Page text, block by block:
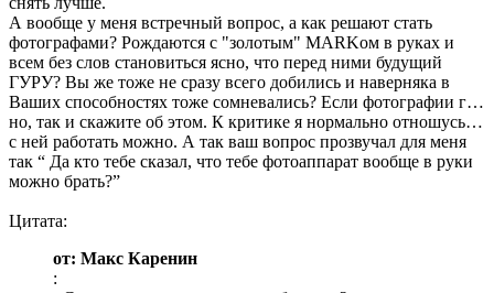
А вообще у меня встречный вопрос, а как решают стать
фотографами? Рождаются с "золотым" MARKом в руках и
всем без слов становиться ясно, что перед ними будущий
ГУРУ? Вы же тоже не сразу всего добились и наверняка в
Ваших способностях тоже сомневались? Если фотографии г…
но, так и скажите об этом. К критике я нормально отношусь…
с ней работать можно. А так ваш вопрос прозвучал для меня
так “ Да кто тебе сказал, что тебе фотоаппарат вообще в руки
можно брать?”
Цитата:
от: Макс Каренин
: